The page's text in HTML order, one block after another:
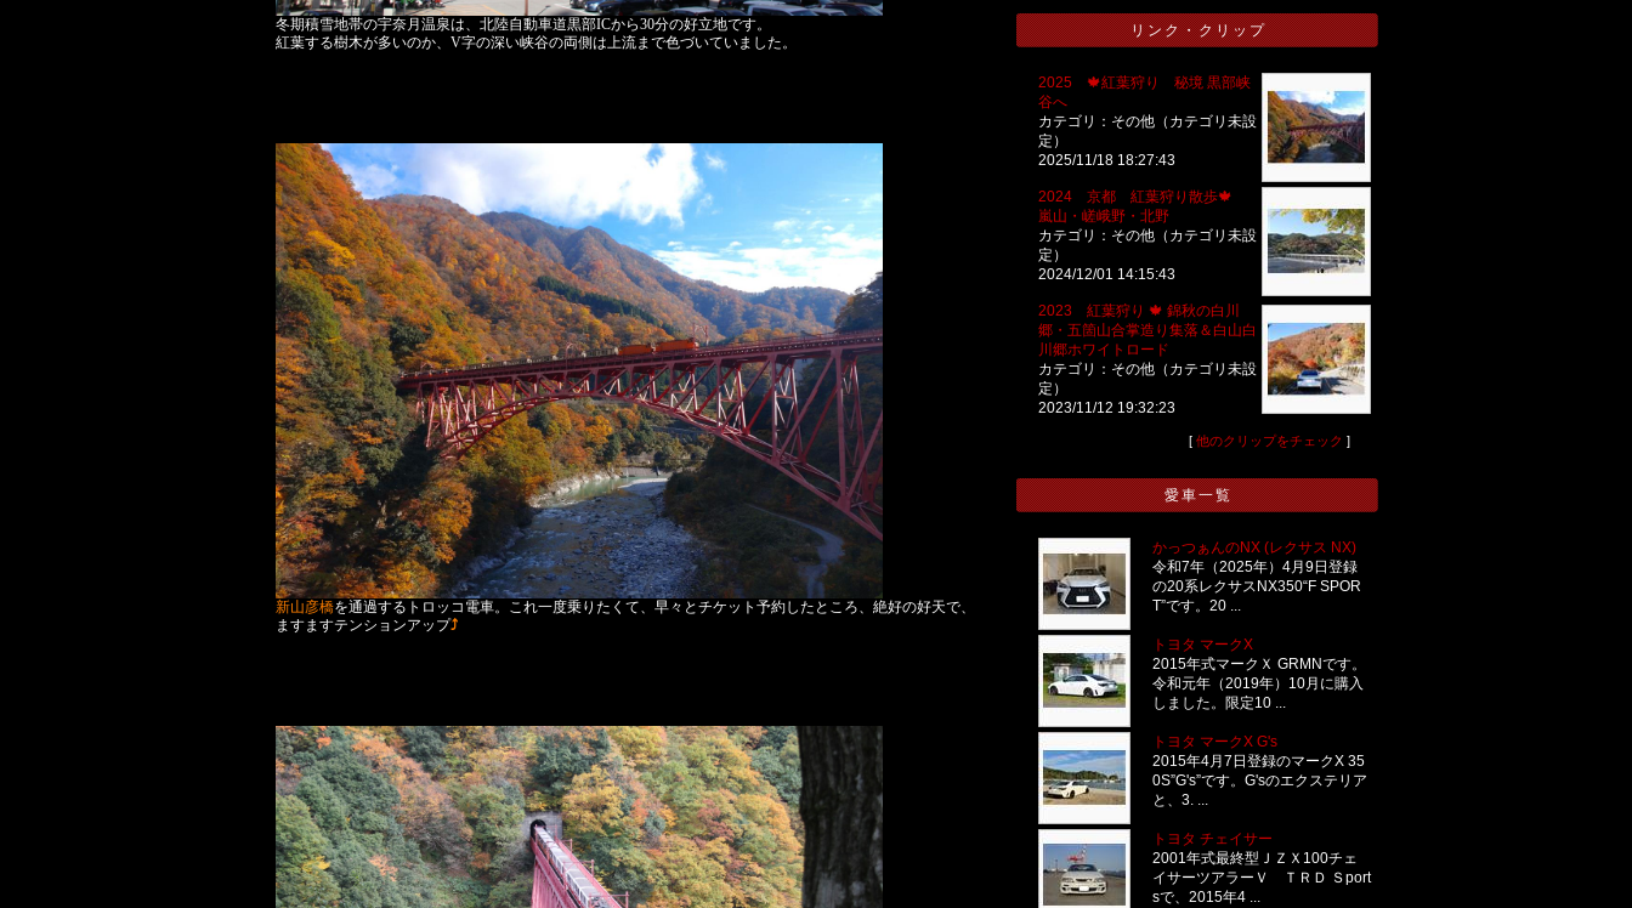
冬期積雪地帯の宇奈月温泉は、北陸自動車道黒部ICから30分の好立地です。
紅葉する樹木が多いのか、V字の深い峡谷の両側は上流まで色づいていました。
新山彦橋を通過するトロッコ電車。これ一度乗りたくて、早々とチケット予約したところ、絶好の好天で、
ますますテンションアップ⤴
リンク・クリップ
2025 🍁紅葉狩り 秘境 黒部峡
谷へ
カテゴリ：その他（カテゴリ未設
定）
2025/11/18 18:27:43
2024 京都 紅葉狩り散歩🍁
嵐山・嵯峨野・北野
カテゴリ：その他（カテゴリ未設
定）
2024/12/01 14:15:43
2023 紅葉狩り 🍁 錦秋の白川
郷・五箇山合掌造り集落＆白山白
川郷ホワイトロード
カテゴリ：その他（カテゴリ未設
定）
2023/11/12 19:32:23
[ 他のクリップをチェック ]
愛車一覧
かっつぁんのNX (レクサス NX)
令和7年（2025年）4月9日登録
の20系レクサスNX350“F SPOR
T”です。20 ...
トヨタ マークX
2015年式マークＸ GRMNです。
令和元年（2019年）10月に購入
しました。限定10 ...
トヨタ マークX G's
2015年4月7日登録のマークX 35
0S”G's”です。G'sのエクステリア
と、3. ...
トヨタ チェイサー
2001年式最終型ＪＺＸ100チェ
イサーツアラーＶ ＴＲＤ Ｓport
sで、2015年4 ...